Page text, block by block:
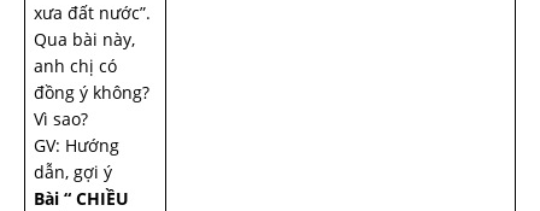
xưa đất nước”.
Qua bài này,
anh chị có
đồng ý không?
Vì sao?
GV: Hướng
dẫn, gợi ý
Bài “ CHIỀU